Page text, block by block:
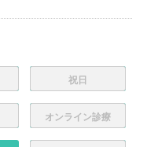
祝日
オンライン診療